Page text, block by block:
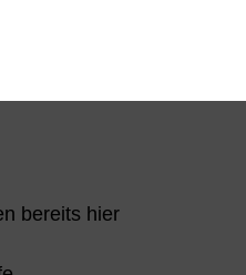
bereits hier